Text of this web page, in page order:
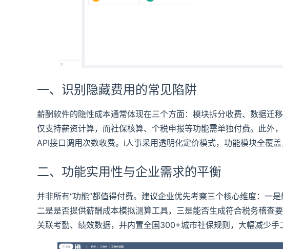
一、识别隐藏费用的常见陷阱
薪酬软件的隐性成本通常体现在三个方面：模块拆分收费、数据迁
仅支持薪资计算，而社保核算、个税申报等功能需单独付费。此外
API接口调用次数收费。i人事采用透明化定价模式，功能模块全覆
二、功能实用性与企业需求的平衡
并非所有“功能”都值得付费。建议企业优先考察三个核心维度：一
二是是否提供薪酬成本模拟测算工具，三是能否生成符合税务稽查
关联考勤、绩效数据，并内置全国300+城市社保规则，大幅减少手